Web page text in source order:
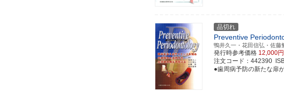
品切れ
Preventive
鴨井久一・花田信弘・佐
発行時参考価格 12,000円
注文コード：442390
●歯周病予防の新たな扉